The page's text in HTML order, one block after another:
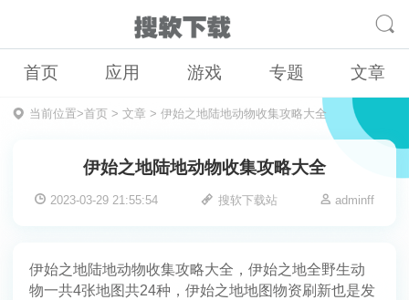
首页 应用 游戏 专题 文章
当前位置>首页> 文章 > 伊始之地陆地动物收集攻略大全
伊始之地陆地动物收集攻略大全
2023-03-29 21:55:54 搜软下载站 adminff
伊始之地陆地动物收集攻略大全，伊始之地全野生动
物一共4张地图共24种，伊始之地地图物资刷新也是发